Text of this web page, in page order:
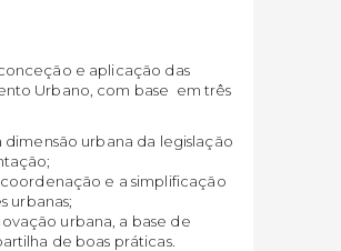
e aplicação das
Urbano, com base em três
urbana da legislação
e a simplificação
urbanas;
urbana, a base de
de boas práticas.